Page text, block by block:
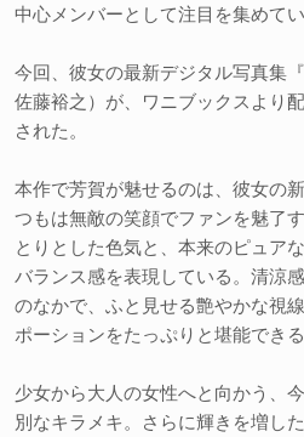
中心メンバーとして注目を集めてい
今回、彼女の最新デジタル写真集
佐藤裕之）が、ワニブックスより
された。
本作で芳賀が魅せるのは、彼女の
つもは無敵の笑顔でファンを魅了
とりとした色気と、本来のピュア
バランス感を表現している。清涼
のなかで、ふと見せる艶やかな視
ポーションをたっぷりと堪能でき
少女から大人の女性へと向かう、
別なキラメキ。さらに輝きを増し